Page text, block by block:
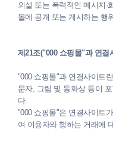
외설 또는 폭력적인 메시지·
몰에 공개 또는 게시하는 행
제21조("000 쇼핑몰"과 연결
"000 쇼핑몰"과 연결사이트
문자, 그림 및 동화상 등이
다.
"000 쇼핑몰"은 연결사이트
여 이용자와 행하는 거래에